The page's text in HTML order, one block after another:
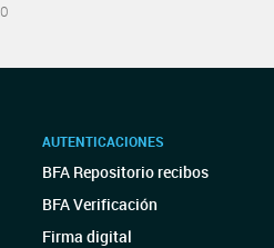
AUTENTICACIONES
BFA Repositorio recibos
BFA Verificación
Firma digital